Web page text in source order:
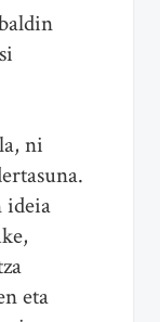
ni
ideia
eta